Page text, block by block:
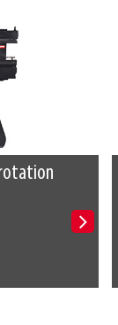
rotation